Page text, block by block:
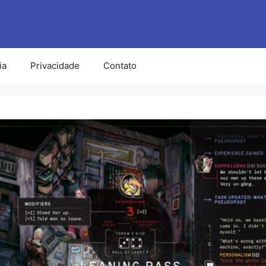
Privacidade Contato